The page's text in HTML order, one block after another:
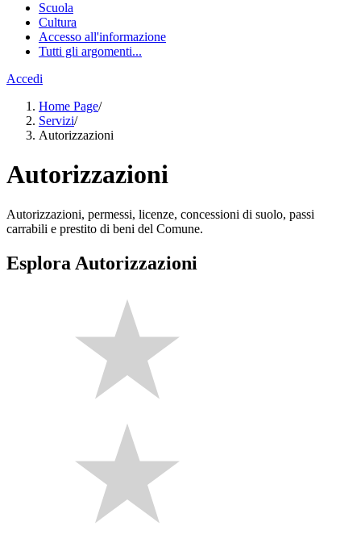
Scuola
Cultura
Accesso all'informazione
Tutti gli argomenti...
Accedi
Home Page/
Servizi/
Autorizzazioni
Autorizzazioni
Autorizzazioni, permessi, licenze, concessioni di suolo, passi
carrabili e prestito di beni del Comune.
Esplora Autorizzazioni